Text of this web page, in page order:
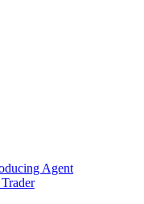
Agent